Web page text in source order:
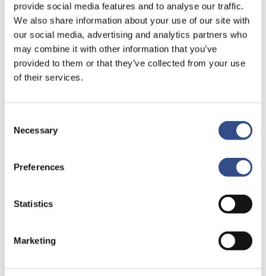
provide social media features and to analyse our traffic.
We also share information about your use of our site with
our social media, advertising and analytics partners who
may combine it with other information that you’ve
provided to them or that they’ve collected from your use
of their services.
Selection
Necessary
Preferences
Statistics
Marketing
Une bonne préparation est indispensable. Et
nous sommes heureux de vous aider à vous
préparer. Lisez tout sur le stationnement, les
heures d'ouverture ou comment se rendre à
Carte
l'aéroport